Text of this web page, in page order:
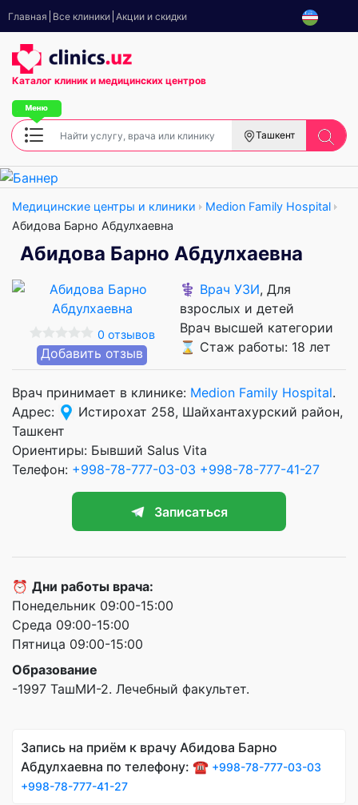
Главная Все клиники Акции и скидки
Каталог клиник и медицинских центров
Ташкент
Медицинские центры и клиники
Medion Family Hospital
Абидова Барно Абдулхаевна
Абидова Барно Абдулхаевна
0 отзывов
Добавить отзыв
⚕️ Врач УЗИ, Для
взрослых и детей
Врач высшей категории
⌛ Стаж работы: 18 лет
Врач принимает в клинике: Medion Family Hospital.
Адрес:
Истирохат 258, Шайхантахурский район,
Ташкент
Ориентиры: Бывший Salus Vita
Телефон: +998-78-777-03-03 +998-78-777-41-27
Записаться
⏰ Дни работы врача:
Понедельник 09:00-15:00
Среда 09:00-15:00
Пятница 09:00-15:00
Образование
-1997 ТашМИ-2. Лечебный факультет.
Запись на приём к врачу Абидова Барно
Абдулхаевна по телефону: ☎️ +998-78-777-03-03
+998-78-777-41-27